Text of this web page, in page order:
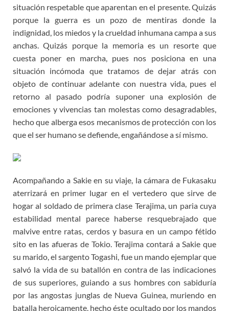
situación respetable que aparentan en el presente. Quizás
porque la guerra es un pozo de mentiras donde la
indignidad, los miedos y la crueldad inhumana campa a sus
anchas. Quizás porque la memoria es un resorte que
cuesta poner en marcha, pues nos posiciona en una
situación incómoda que tratamos de dejar atrás con
objeto de continuar adelante con nuestra vida, pues el
retorno al pasado podría suponer una explosión de
emociones y vivencias tan molestas como desagradables,
hecho que alberga esos mecanismos de protección con los
que el ser humano se defiende, engañándose a sí mismo.
Acompañando a Sakie en su viaje, la cámara de Fukasaku
aterrizará en primer lugar en el vertedero que sirve de
hogar al soldado de primera clase Terajima, un paria cuya
estabilidad mental parece haberse resquebrajado que
malvive entre ratas, cerdos y basura en un campo fétido
sito en las afueras de Tokio. Terajima contará a Sakie que
su marido, el sargento Togashi, fue un mando ejemplar que
salvó la vida de su batallón en contra de las indicaciones
de sus superiores, guiando a sus hombres con sabiduría
por las angostas junglas de Nueva Guinea, muriendo en
batalla heroicamente, hecho éste ocultado por los mandos